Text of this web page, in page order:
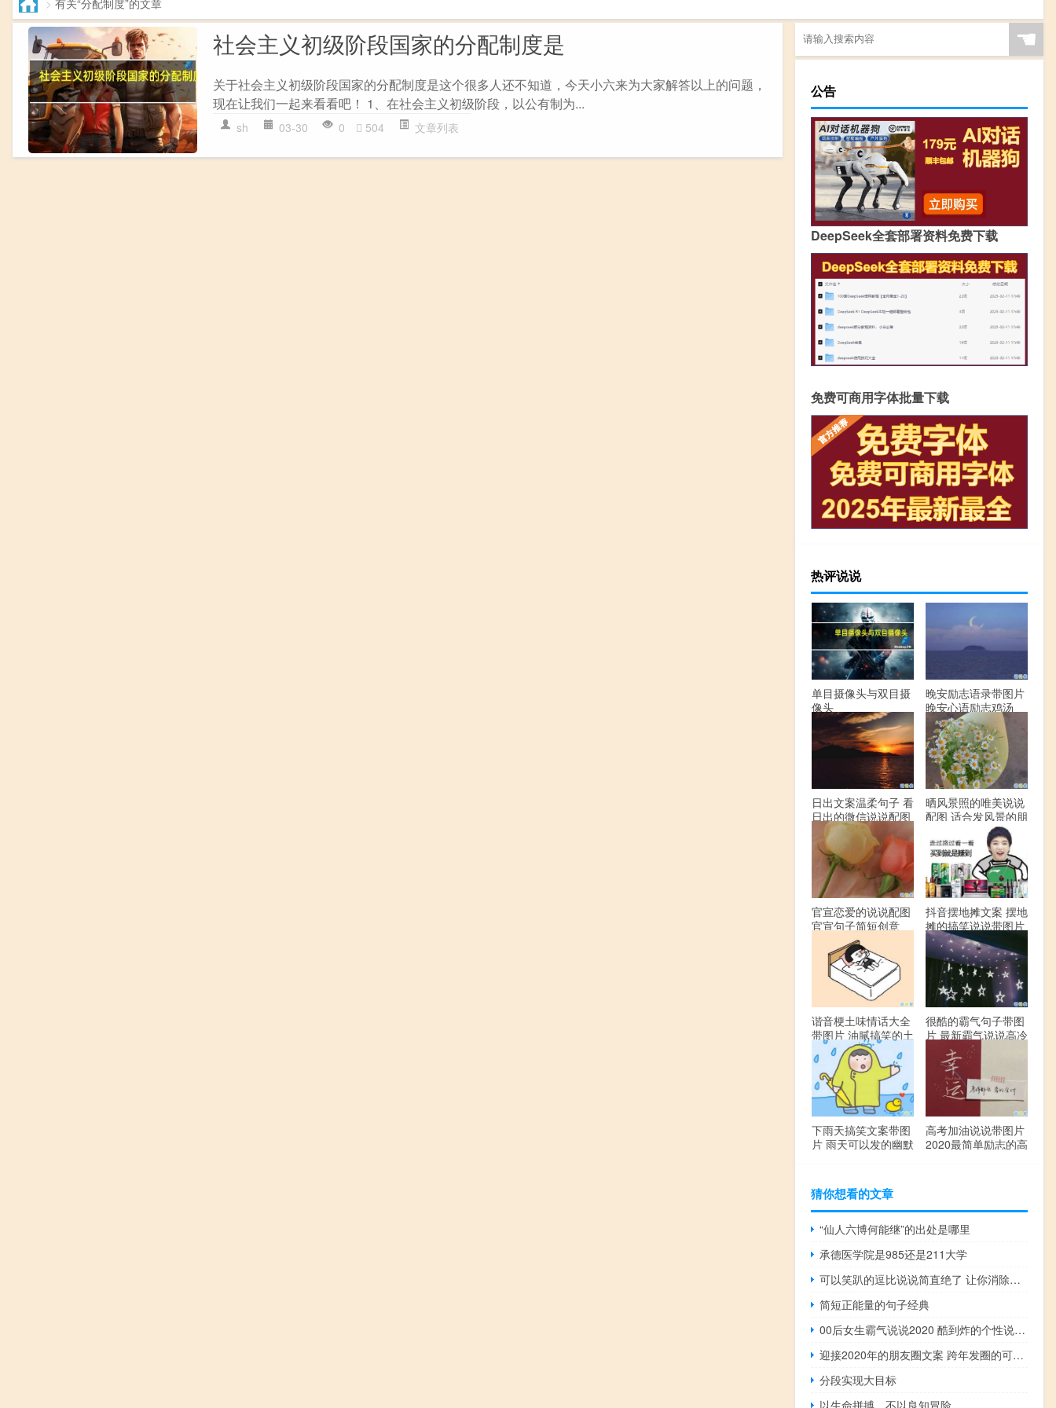
社会主义初级阶段国家的分配制度是
关于社会主义初级阶段国家的分配制度是这个很多人还不知道，今天小六来为大家解答以上的问题，
现在让我们一起来看看吧！ 1、在社会主义初级阶段，以公有制为...
sh 03-30 0 504 文章列表
☚
公告
DeepSeek全套部署资料免费下载
免费可商用字体批量下载
热评说说
单目摄像头与双目摄
像头
晚安励志语录带图片
晚安心语励志鸡汤
日出文案温柔句子 看
日出的微信说说配图
晒风景照的唯美说说
配图 适合发风景的朋
官宣恋爱的说说配图
官宣句子简短创意
抖音摆地摊文案 摆地
摊的搞笑说说带图片
谐音梗土味情话大全
带图片 油腻搞笑的土
味情话
很酷的霸气句子带图
片 最新霸气说说高冷
下雨天搞笑文案带图
片 雨天可以发的幽默
高考加油说说带图片
2020最简单励志的高
猜你想看的文章
“仙人六博何能继”的出处是哪里
承德医学院是985还是211大学
可以笑趴的逗比说说简直绝了 让你消除鱼尾纹的搞笑说说合集
简短正能量的句子经典
00后女生霸气说说2020 酷到炸的个性说说精选
迎接2020年的朋友圈文案 跨年发圈的可爱句子
分段实现大目标